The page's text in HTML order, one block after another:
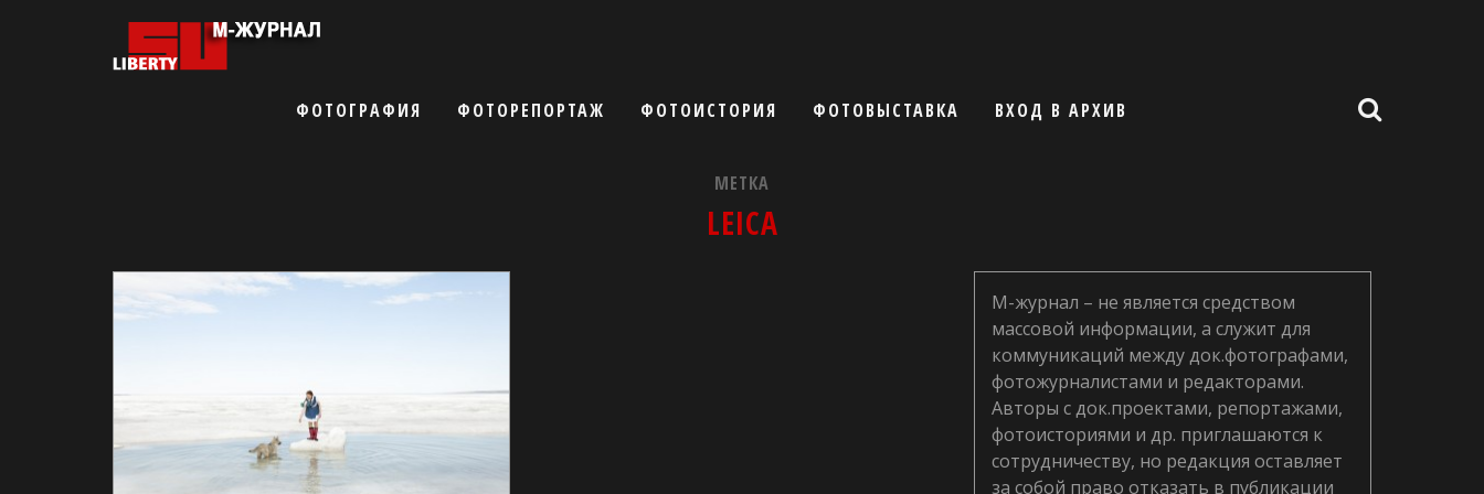
ФОТОГРАФИЯ ФОТОРЕПОРТАЖ ФОТОИСТОРИЯ ФОТОВЫСТАВКА ВХОД В АРХИВ
МЕТКА
LEICA
М-журнал – не является средством
массовой информации, а служит для
коммуникаций между док.фотографами,
фотожурналистами и редакторами.
Авторы с док.проектами, репортажами,
фотоисториями и др. приглашаются к
сотрудничеству, но редакция оставляет
за собой право отказать в публикации